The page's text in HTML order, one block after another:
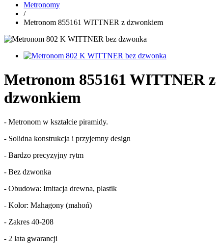
Metronomy
/
Metronom 855161 WITTNER z dzwonkiem
Metronom 855161 WITTNER z
dzwonkiem
- Metronom w kształcie piramidy.
- Solidna konstrukcja i przyjemny design
- Bardzo precyzyjny rytm
- Bez dzwonka
- Obudowa: Imitacja drewna, plastik
- Kolor: Mahagony (mahoń)
- Zakres 40-208
- 2 lata gwarancji